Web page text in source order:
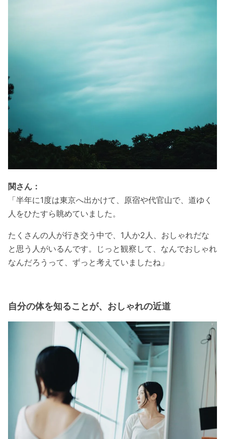
関さん：
「半年に1度は東京へ出かけて、原宿や代官山で、道ゆく
人をひたすら眺めていました。
たくさんの人が行き交う中で、1人か2人、おしゃれだな
と思う人がいるんです。じっと観察して、なんでおしゃれ
なんだろうって、ずっと考えていましたね」
自分の体を知ることが、おしゃれの近道